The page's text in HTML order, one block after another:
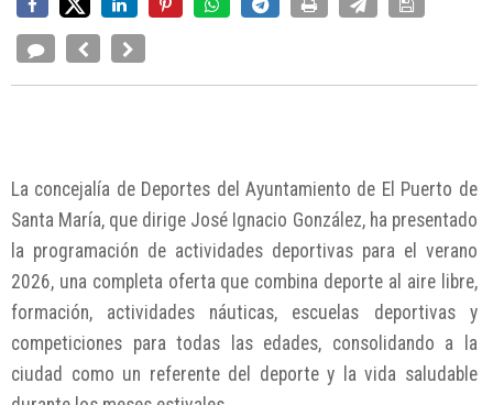
La concejalía de Deportes del Ayuntamiento de El Puerto de
Santa María, que dirige José Ignacio González, ha presentado
la programación de actividades deportivas para el verano
2026, una completa oferta que combina deporte al aire libre,
formación, actividades náuticas, escuelas deportivas y
competiciones para todas las edades, consolidando a la
ciudad como un referente del deporte y la vida saludable